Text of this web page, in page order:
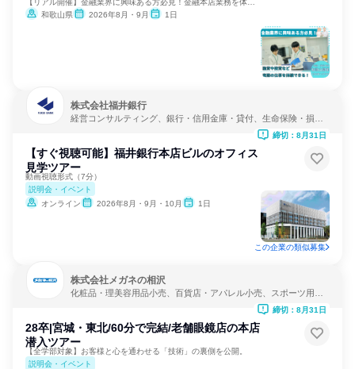
和歌山県
2026年8月・9月 1日
株式会社福井銀行
経営コンサルティング、銀行・信用金庫・貸付、生命保険・損害
【すぐ視聴可能】福井銀行本店ビルのオフィス
見学ツアー
動画視聴形式（7分）
説明会・イベント
オンライン
2026年8月・9月・10月 1日
締切：8月31日
この企業の類似募集
株式会社メガネの相沢
化粧品・理美容用品小売、百貨店・アパレル小売、スポーツ用品
28卒|宮城・東北/60分で完結/老舗眼鏡店の本店
潜入ツアー
【全学部対象】お客様と心を通わせる「技術」の裏側を公開。
説明会・イベント
締切：8月31日